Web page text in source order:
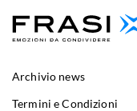
Archivio news
Termini e Condizioni